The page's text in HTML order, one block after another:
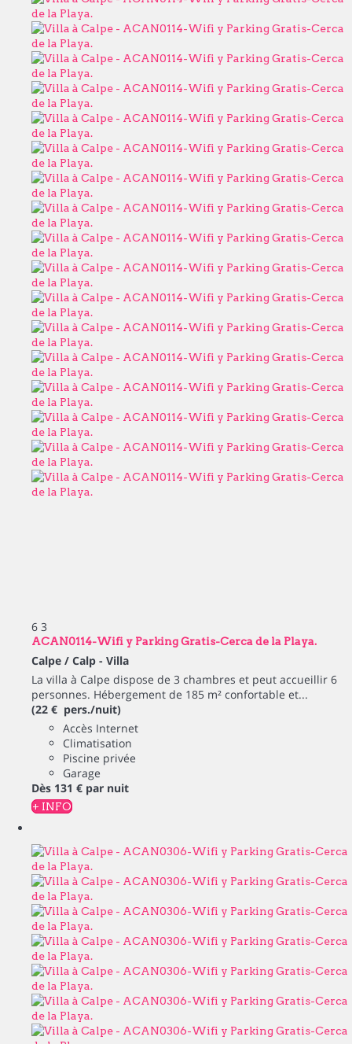
6 3
ACAN0114-Wifi y Parking Gratis-Cerca de la Playa.
Calpe / Calp - Villa
La villa à Calpe dispose de 3 chambres et peut accueillir 6
personnes. Hébergement de 185 m² confortable et...
(22 € pers./nuit)
Accès Internet
Climatisation
Piscine privée
Garage
Dès 131 € par nuit
+ INFO